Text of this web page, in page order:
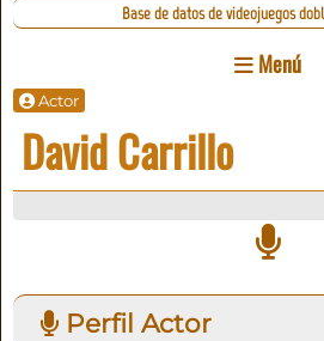
Base de datos de videojuegos
Menú
Actor
David Carrillo
Perfil Actor